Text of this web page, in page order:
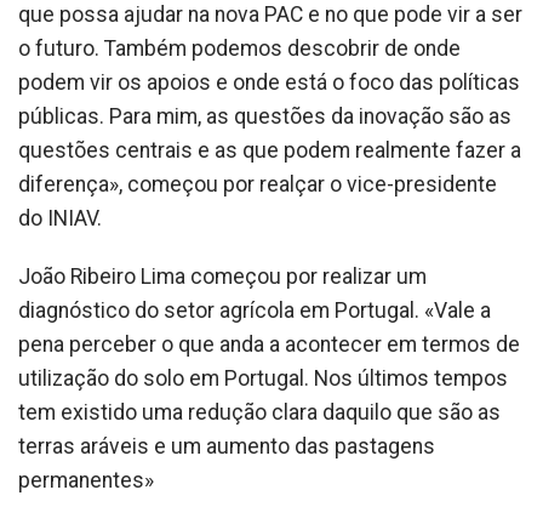
que possa ajudar na nova PAC e no que pode vir a ser
o futuro. Também podemos descobrir de onde
podem vir os apoios e onde está o foco das políticas
públicas. Para mim, as questões da inovação são as
questões centrais e as que podem realmente fazer a
diferença», começou por realçar o vice-presidente
do INIAV.
João Ribeiro Lima começou por realizar um
diagnóstico do setor agrícola em Portugal. «Vale a
pena perceber o que anda a acontecer em termos de
utilização do solo em Portugal. Nos últimos tempos
tem existido uma redução clara daquilo que são as
terras aráveis e um aumento das pastagens
permanentes»